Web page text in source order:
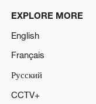
EXPLORE MORE
English
Français
Русский
CCTV+